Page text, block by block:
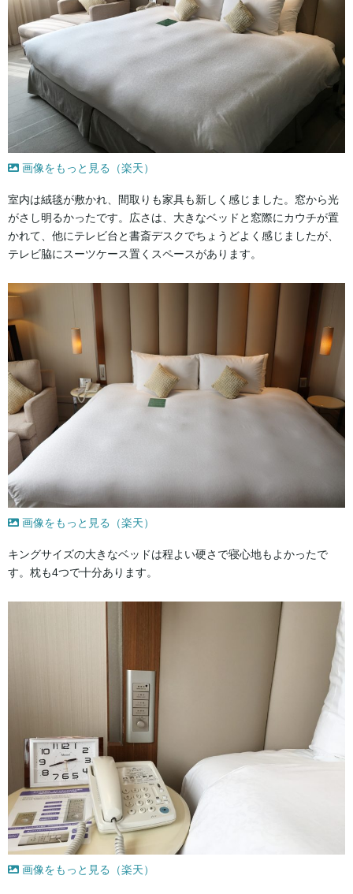
画像をもっと見る（楽天）
室内は絨毯が敷かれ、間取りも家具も新しく感じました。窓から光
がさし明るかったです。広さは、大きなベッドと窓際にカウチが置
かれて、他にテレビ台と書斎デスクでちょうどよく感じましたが、
テレビ脇にスーツケース置くスペースがあります。
画像をもっと見る（楽天）
キングサイズの大きなベッドは程よい硬さで寝心地もよかったで
す。枕も4つで十分あります。
画像をもっと見る（楽天）